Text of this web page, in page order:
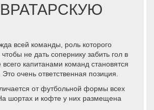
всей команды, роль которого
не дать сопернику забить гол в
капитанами команд становятся
очень ответственная позиция.
отфутбольной формы всех
шортах и кофте у них размещена